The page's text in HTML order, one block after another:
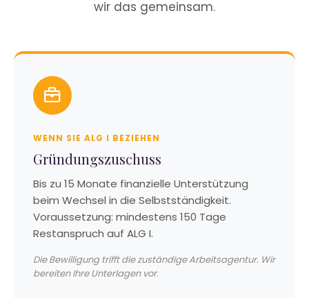
wir das gemeinsam.
WENN SIE ALG I BEZIEHEN
Gründungszuschuss
Bis zu 15 Monate finanzielle Unterstützung
beim Wechsel in die Selbstständigkeit.
Voraussetzung: mindestens 150 Tage
Restanspruch auf ALG I.
Die Bewilligung trifft die zuständige Arbeitsagentur. Wir
bereiten Ihre Unterlagen vor.